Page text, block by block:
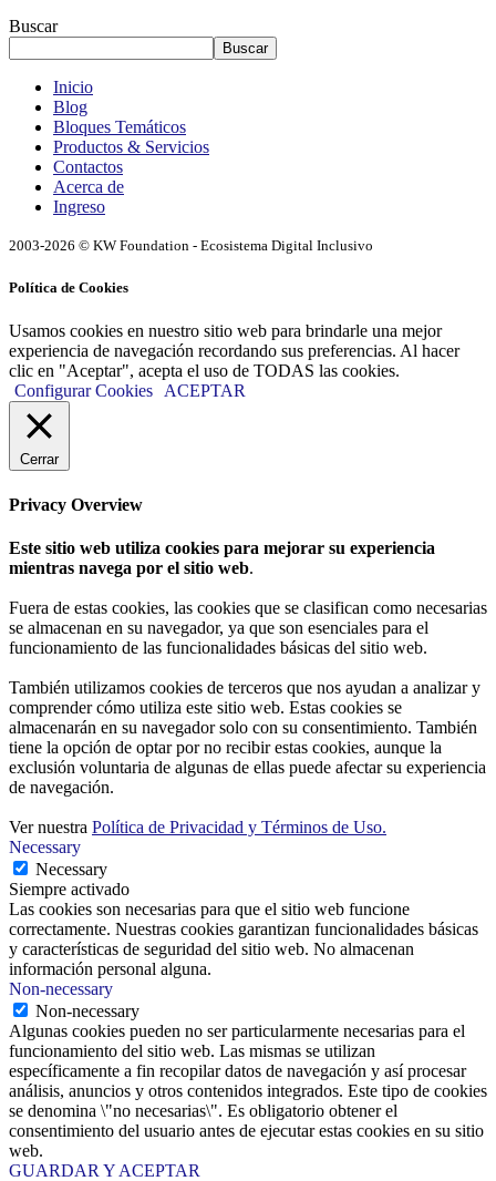
Buscar
Buscar
Inicio
Blog
Bloques Temáticos
Productos & Servicios
Contactos
Acerca de
Ingreso
2003-2026 © KW Foundation - Ecosistema Digital Inclusivo
Política de Cookies
Usamos cookies en nuestro sitio web para brindarle una mejor
experiencia de navegación recordando sus preferencias. Al hacer
clic en "Aceptar", acepta el uso de TODAS las cookies.
Configurar Cookies ACEPTAR
Cerrar
Privacy Overview
Este sitio web utiliza cookies para mejorar su experiencia
mientras navega por el sitio web.
Fuera de estas cookies, las cookies que se clasifican como necesarias
se almacenan en su navegador, ya que son esenciales para el
funcionamiento de las funcionalidades básicas del sitio web.
También utilizamos cookies de terceros que nos ayudan a analizar y
comprender cómo utiliza este sitio web. Estas cookies se
almacenarán en su navegador solo con su consentimiento. También
tiene la opción de optar por no recibir estas cookies, aunque la
exclusión voluntaria de algunas de ellas puede afectar su experiencia
de navegación.
Ver nuestra Política de Privacidad y Términos de Uso.
Necessary
Necessary
Siempre activado
Las cookies son necesarias para que el sitio web funcione
correctamente. Nuestras cookies garantizan funcionalidades básicas
y características de seguridad del sitio web. No almacenan
información personal alguna.
Non-necessary
Non-necessary
Algunas cookies pueden no ser particularmente necesarias para el
funcionamiento del sitio web. Las mismas se utilizan
específicamente a fin recopilar datos de navegación y así procesar
análisis, anuncios y otros contenidos integrados. Este tipo de cookies
se denomina \"no necesarias\". Es obligatorio obtener el
consentimiento del usuario antes de ejecutar estas cookies en su sitio
web.
GUARDAR Y ACEPTAR